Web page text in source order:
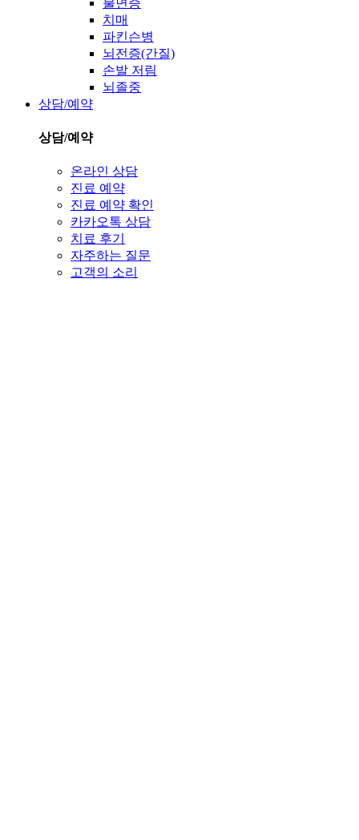
치매
파킨슨병
뇌전증(간질)
손발 저림
뇌졸중
상담/예약
상담/예약
온라인 상담
진료 예약
진료 예약 확인
카카오톡 상담
치료 후기
자주하는 질문
고객의 소리